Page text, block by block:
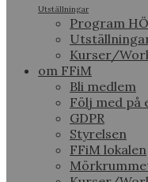
Utställningar
Program
Kurser/
om FFiM
Bli medlem
Följ med på
GDPR
Styrelsen
FFiM lokalen